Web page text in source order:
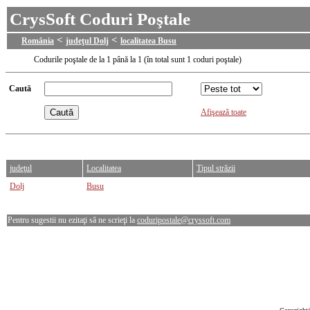
CrysSoft Coduri Poştale
România < judeţul Dolj < localitatea Busu
Codurile poştale de la 1 până la 1 (în total sunt 1 coduri poştale)
Caută
Afişează toate
judeţul Localitatea
Tipul străzii
Dolj
Busu
Pentru sugestii nu ezitaţi să ne scrieţi la coduripostale@cryssoft.com